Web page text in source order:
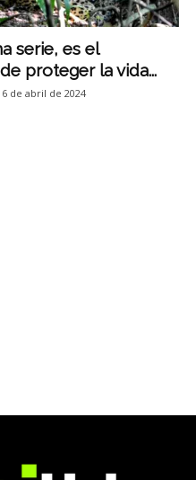
serie, es el
proteger la vida...
de abril de 2024